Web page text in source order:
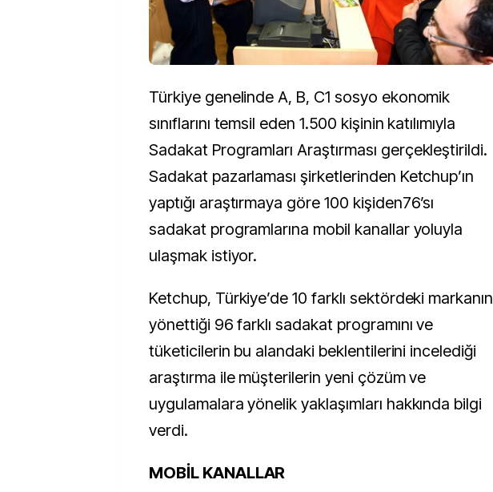
Türkiye genelinde A, B, C1 sosyo ekonomik
sınıflarını temsil eden 1.500 kişinin katılımıyla
Sadakat Programları Araştırması gerçekleştirildi.
Sadakat pazarlaması şirketlerinden Ketchup’ın
yaptığı araştırmaya göre 100 kişiden76’sı
sadakat programlarına mobil kanallar yoluyla
ulaşmak istiyor.
Ketchup, Türkiye’de 10 farklı sektördeki markanın
yönettiği 96 farklı sadakat programını ve
tüketicilerin bu alandaki beklentilerini incelediği
araştırma ile müşterilerin yeni çözüm ve
uygulamalara yönelik yaklaşımları hakkında bilgi
verdi.
MOBİL KANALLAR